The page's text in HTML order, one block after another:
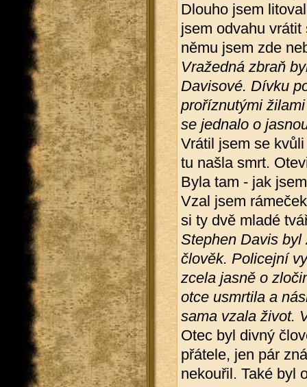
Dlouho jsem
jsem odvahu
němu jsem zde
Vražedná zbraň
Davisové. Dívku
proříznutými
se jednalo o
Vrátil jsem se
tu našla smrt.
Byla tam - jak
Vzal jsem
si ty dvě mladé
Stephen Davis byl
člověk. Policejní
zcela jasně o
otce usmrtila a
sama vzala život.
Otec byl divný
přátele, jen pár
nekouřil. Také byl